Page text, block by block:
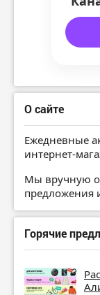
О сайте
Ежедневные
интернет-
Мы вручную
предложения
Горячие